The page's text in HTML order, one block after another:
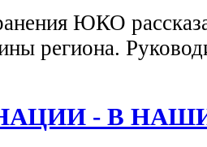
ЮКО
региона.
- В